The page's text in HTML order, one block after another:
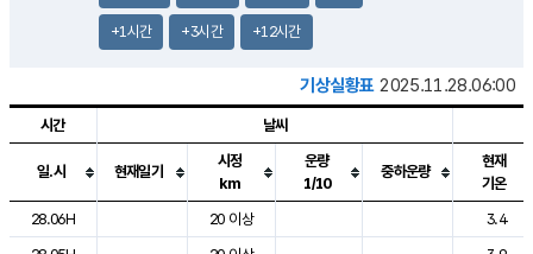
+1시간 +3시간 +12시간
기상실황표 2025.11.28.06:00
도시별 기상실황표로 지점, 날씨, 기온, 강수, 바람, 기압등을 안내한 표입
시간 날씨
일.시 현재일기
시정
km
운량
1/10
중하운량
현재
기온
28.06H
20 이상
3.4